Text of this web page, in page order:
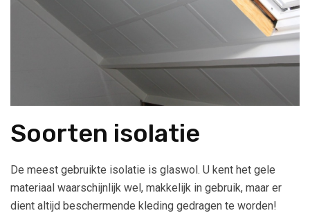
Soorten isolatie
De meest gebruikte isolatie is glaswol. U kent het gele
materiaal waarschijnlijk wel, makkelijk in gebruik, maar er
dient altijd beschermende kleding gedragen te worden!